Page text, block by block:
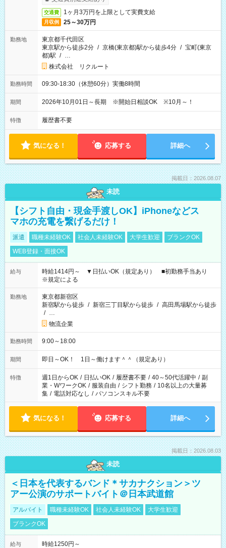
交通費 1ヶ月3万円を上限として実費支給
月収例 25～30万円
勤務地
東京都千代田区
東京駅から徒歩2分 / 京橋(東京都)駅から徒歩4分 / 宝町(東京
都)駅 / …
株式会社 リクルート
勤務時間 09:30-18:30（休憩60分）実働8時間
期間 2026年10月01日～長期 ※開始日相談OK ※10月～！
特徴 履歴書不要
気になる！ 応募する 詳細へ
掲載日：2026.08.07
未読
【シフト自由・現金手渡しOK】iPhoneなどス
マホの充電を繋げるだけ！
派遣 職種未経験OK 社会人未経験OK 大学生歓迎
ブランクOK
WEB登録・面接OK
給与
時給1414円～ ▼日払いOK（規定あり） ■初勤務手当あり
※規定による
勤務地
東京都新宿区
新宿駅から徒歩 / 新宿三丁目駅から徒歩 / 高田馬場駅から徒歩
/ …
物流企業
勤務時間 9:00～18:00
期間 即日～OK！ 1日～働けます＾＾（規定あり）
特徴 週1日からOK / 日払いOK / 履歴書不要 / 40～50代活躍中 / 副
業・WワークOK / 服装自由 / シフト勤務 / 10名以上の大量募
集 / 電話対応なし / パソコンスキル不要
気になる！ 応募する 詳細へ
掲載日：2026.08.03
未読
＜日本を代表するバンド＊サカナクション＞ツ
アー公演のサポートバイト＠日本武道館
アルバイト 職種未経験OK 社会人未経験OK
大学生歓迎
ブランクOK
給与
時給1250円～